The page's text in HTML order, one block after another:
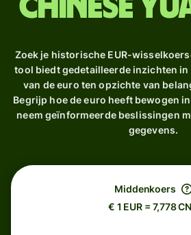
Chinese
Zoek je historische EUR-
tool biedt gedetailleerde inzichten in
van de euro ten opzichte van
Begrijp hoe de euro heeft bewogen
neem geïnformeerde beslissingen
gegevens.
Middenkoers
€ 1 EUR = 7,778